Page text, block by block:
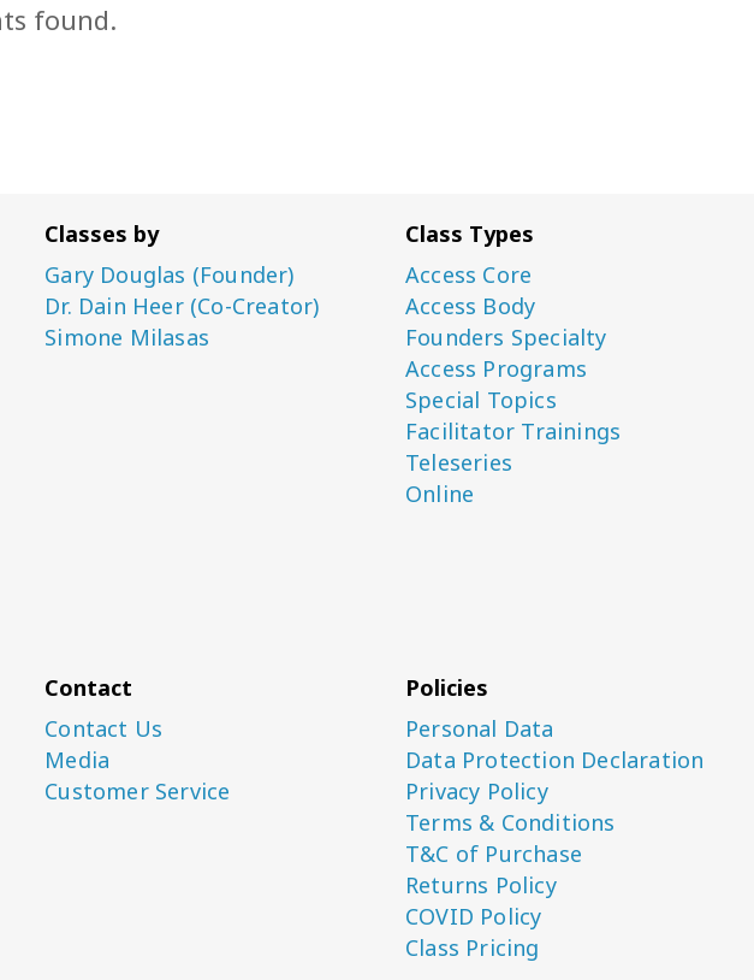
found.
Classes by
Gary Douglas (Founder)
Dr. Dain Heer (Co-Creator)
Simone Milasas
Class Types
Access Core
Access Body
Founders Specialty
Access Programs
Special Topics
Facilitator Trainings
Teleseries
Online
Contact
Contact Us
Media
Customer Service
Policies
Personal Data
Data Protection Declaration
Privacy Policy
Terms & Conditions
T&C of Purchase
Returns Policy
COVID Policy
Class Pricing